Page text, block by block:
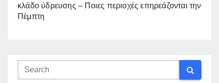
κλάδο ύδρευσης – Ποιες περιοχές επηρεάζονται την
Πέμπτη